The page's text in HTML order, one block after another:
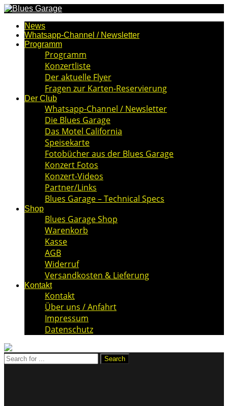
News
Whatsapp-Channel / Newsletter
Programm
Programm
Konzertliste
Der aktuelle Flyer
Fragen zur Karten-Reservierung
Der Club
Whatsapp-Channel / Newsletter
Die Blues Garage
Das Motel California
Speisekarte
Fotobücher aus der Blues Garage
Konzert Fotos
Konzert-Videos
Partner/Links
Blues Garage – Technical Specs
Shop
Blues Garage Shop
Warenkorb
Kasse
AGB
Widerruf
Versandkosten & Lieferung
Kontakt
Kontakt
Über uns / Anfahrt
Impressum
Datenschutz